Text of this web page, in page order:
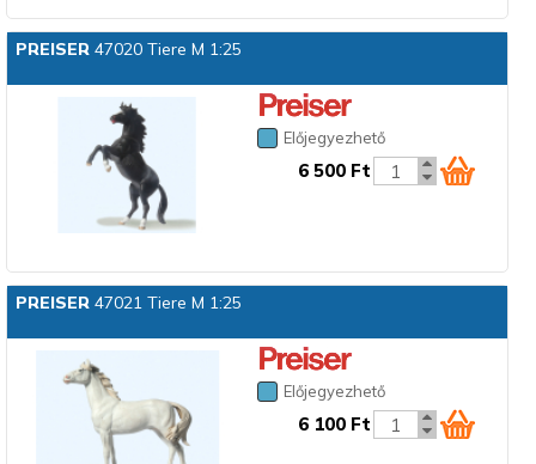
PREISER47020 Tiere M 1:25
Előjegyezhető
6 500 Ft
PREISER47021 Tiere M 1:25
Előjegyezhető
6 100 Ft